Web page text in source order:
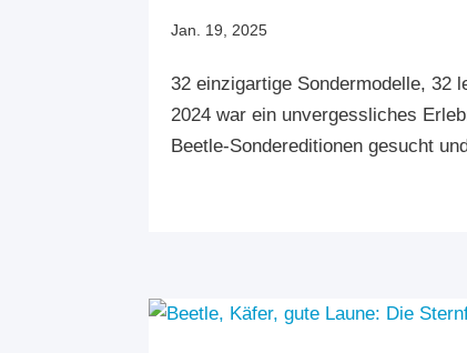
Jan. 19, 2025
32 einzigartige Sondermodelle, 32
2024 war ein unvergessliches
Beetle-Sondereditionen gesucht